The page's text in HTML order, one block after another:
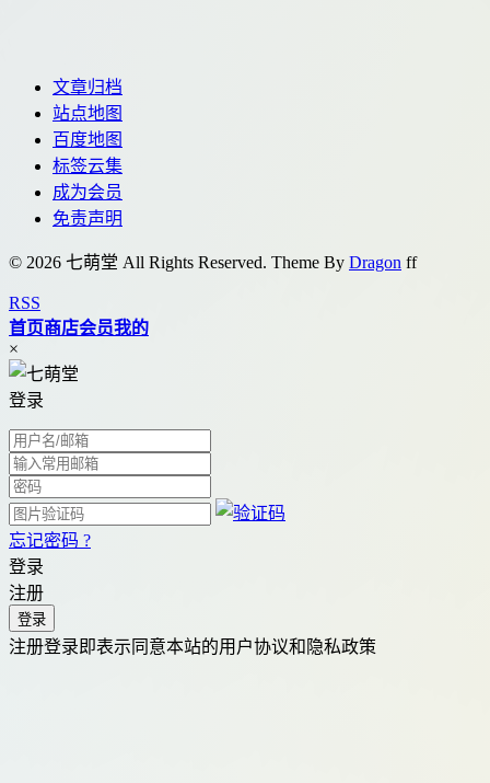
文章归档
站点地图
百度地图
标签云集
成为会员
免责声明
© 2026 七萌堂 All Rights Reserved. Theme By Dragon ff
RSS
首页商店会员我的
×
登录
忘记密码 ?
登录
注册
注册登录即表示同意本站的用户协议和隐私政策